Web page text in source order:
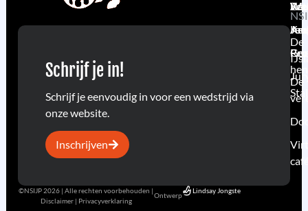
Schrijf je in!
Schrijf je eenvoudig in voor een wedstrijd via
onze website.
Inschrijven
De
De
©NSIJP 2026 | Alle rechten voorbehouden |
Disclaimer | Privacyverklaring
Ontwerp
Lindsay Jongste